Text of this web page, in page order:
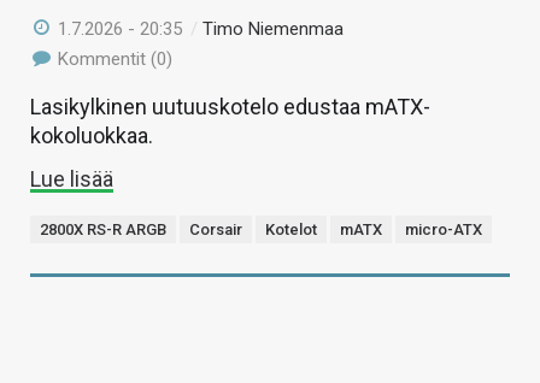
1.7.2026 - 20:35 /Timo Niemenmaa
Kommentit (0)
Lasikylkinen uutuuskotelo edustaa mATX-
kokoluokkaa.
Lue lisää
2800X RS-R ARGB Corsair Kotelot mATX micro-ATX